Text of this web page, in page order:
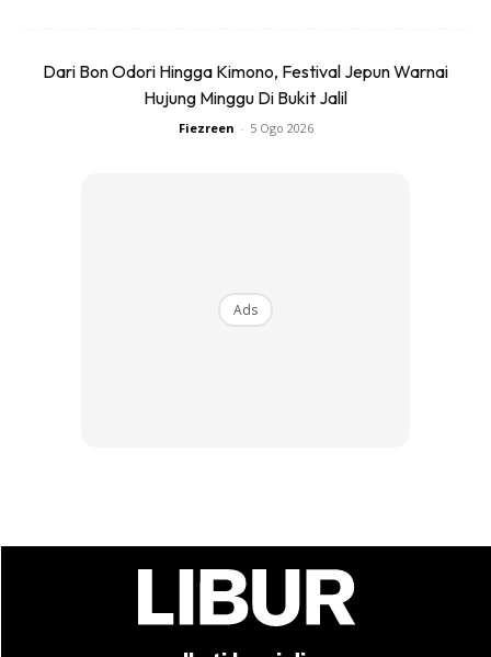
Berkunjung ke Hoher Krippenstein
Berjalan ke Bad Aussee
Berada di antara Queensland dan Great
Barrier Reef, terumbu karang terbesar yang
Dari Bon Odori Hingga Kimono, Festival Jepun Warnai
Hujung Minggu Di Bukit Jalil
Fiezreen - 5 Ogo 2026
Ads